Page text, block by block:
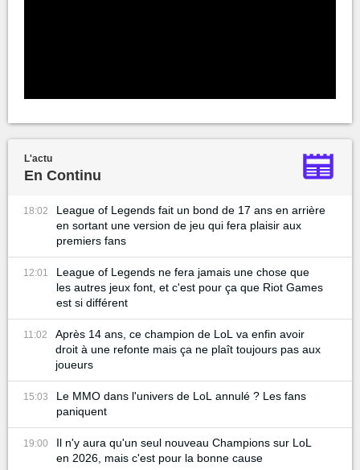
L'actu
En Continu
18:02
League of Legends fait un bond de 17 ans en arrière
en sortant une version de jeu qui fera plaisir aux
premiers fans
12:01
League of Legends ne fera jamais une chose que
les autres jeux font, et c'est pour ça que Riot Games
est si différent
11:02
Après 14 ans, ce champion de LoL va enfin avoir
droit à une refonte mais ça ne plaît toujours pas aux
joueurs
15:03
Le MMO dans l'univers de LoL annulé ? Les fans
paniquent
19:00
Il n'y aura qu'un seul nouveau Champions sur LoL
en 2026, mais c'est pour la bonne cause